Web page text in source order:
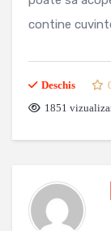
contine
Deschis
1851